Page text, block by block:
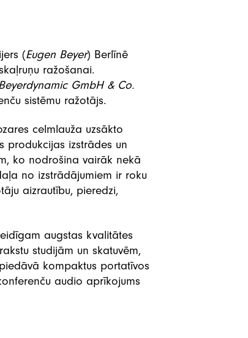
(Eugen Beyer) Berlīnē
ražošanai.
GmbH & Co.
sistēmu ražotājs.
celmlauža uzsākto
produkcijas izstrādes un
ko nodrošina vairāk nekā
no izstrādājumiem ir roku
aizrautību, pieredzi,
augstas kvalitātes
studijām un skatuvēm,
kompaktus portatīvos
audio aprīkojums